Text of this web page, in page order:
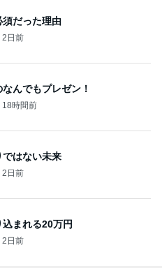
だった理由
2日前
んでもプレゼン！
18時間前
はない未来
2日前
まれる20万円
2日前